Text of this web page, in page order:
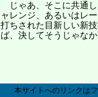
じゃあ、そこに共通
ャレンジ、あるいはレ
打ちされた目新しい新
ば、決してそうじゃな
本サイトへのリンクは